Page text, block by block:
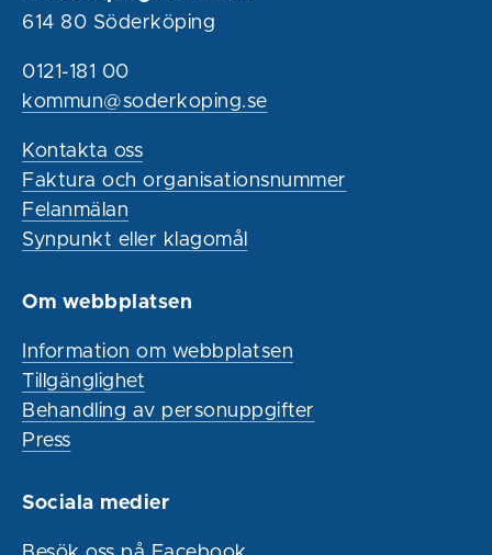
614 80 Söderköping
0121-181 00
kommun@soderkoping.se
Kontakta oss
Faktura och organisationsnummer
Felanmälan
Synpunkt eller klagomål
Om webbplatsen
Information om webbplatsen
Tillgänglighet
Behandling av personuppgifter
Press
Sociala medier